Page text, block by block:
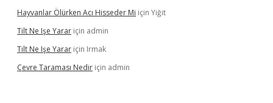
Hayvanlar Ölürken Acı Hisseder Mi için Yiğit
Tilt Ne Işe Yarar için admin
Tilt Ne Işe Yarar için Irmak
Çevre Taraması Nedir için admin